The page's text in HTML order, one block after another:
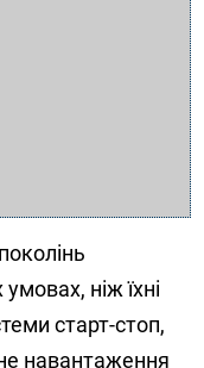
ніж їхні
старт-стоп,
навантаження